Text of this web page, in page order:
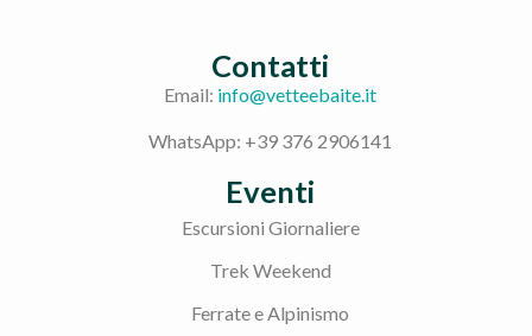
Eventi
Escursioni Giornaliere
Trek Weekend
Ferrate e Alpinismo
Contatti
Email: info@vetteebaite.it
WhatsApp: +39 376 2906141